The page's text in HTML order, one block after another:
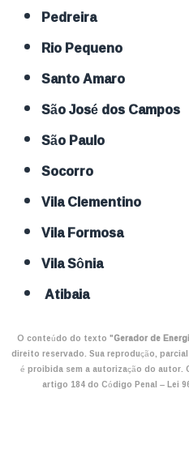
Pedreira
Rio Pequeno
Santo Amaro
São José dos Campos
São Paulo
Socorro
Vila Clementino
Vila Formosa
Vila Sônia
Atibaia
O conteúdo do texto "Gerador de
direito reservado. Sua reprodução,
é proibida sem a autorização do
artigo 184 do Código Penal –Lei